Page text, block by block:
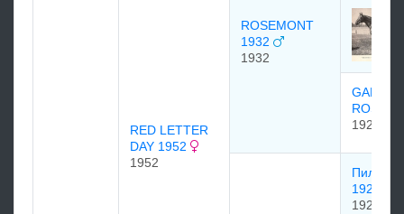
RED LETTER
DAY 1952
1952
ROSEMONT
1932
1932
GARDEN
ROSE
1923
Пилат
1928
1928